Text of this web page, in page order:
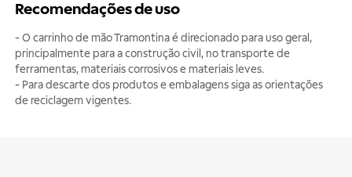
Recomendações de uso
- O carrinho de mão Tramontina é direcionado para uso geral,
principalmente para a construção civil, no transporte de
ferramentas, materiais corrosivos e materiais leves.
- Para descarte dos produtos e embalagens siga as orientações
de reciclagem vigentes.